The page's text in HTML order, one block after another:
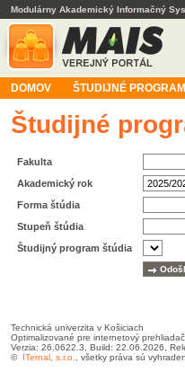
Modulárny Akademický Informačný
DOMOV ŠTUDIJNÉ
Študijné
Fakulta
Akademický rok
Forma štúdia
Stupeň štúdia
Študijný program štúdia
Technická univerzita v Košiciach
Optimalizované pre internetový prehliadač
Verzia: 26.0622.3, Build: 22.06.2026,
© ITernal, s.r.o. , všetky práva sú